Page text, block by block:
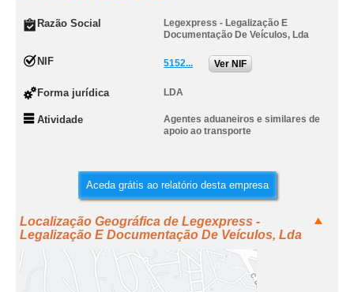
Razão Social
Legexpress - Legalização E
Documentação De Veículos, Lda
NIF 5152... Ver NIF
Forma jurídica LDA
Atividade
Agentes aduaneiros e similares de
apoio ao transporte
Aceda grátis ao relatório desta empresa
Localização Geográfica de Legexpress -
Legalização E Documentação De Veículos, Lda